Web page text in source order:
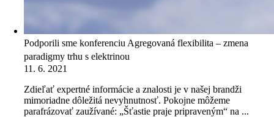
Podporili sme konferenciu Agregovaná flexibilita – zmena
paradigmy trhu s elektrinou
11. 6. 2021
Zdieľať expertné informácie a znalosti je v našej brandži
mimoriadne dôležitá nevyhnutnosť. Pokojne môžeme
parafrázovať zaužívané: „Šťastie praje pripraveným“ na ...